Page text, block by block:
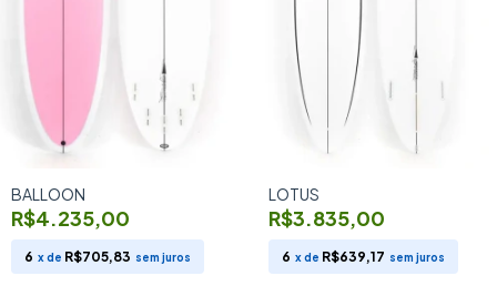
BALLOON
R$4.235,00
6 x de R$705,83 sem juros
LOTUS
R$3.835,00
6 x de R$639,17 sem juros